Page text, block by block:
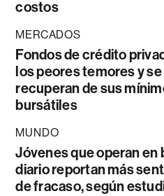
costos
MERCADOS
Fondos de crédito
los peores temores y se
recuperan de sus
bursátiles
MUNDO
Jóvenes que operan en
diario reportan más
de fracaso, según